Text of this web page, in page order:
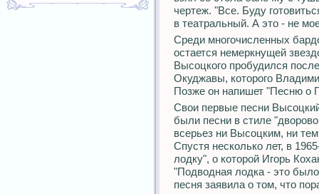
чертеж. "Все. Буду
в театральный. А это - не
Среди многочисленных
остается немеркнущей
Высоцкого пробудился
Окуджавы, которого
Позже он напишет "Песню о
Свои первые песни
были песни в стиле
всерьез ни Высоцким, ни
Спустя несколько лет, в
лодку", о которой Игорь
"Подводная лодка - это
песня заявила о том, что